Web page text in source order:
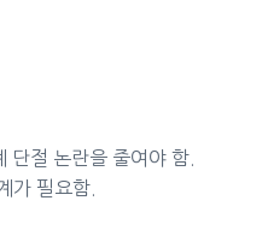
단절 논란을 줄여야 함.
가 필요함.